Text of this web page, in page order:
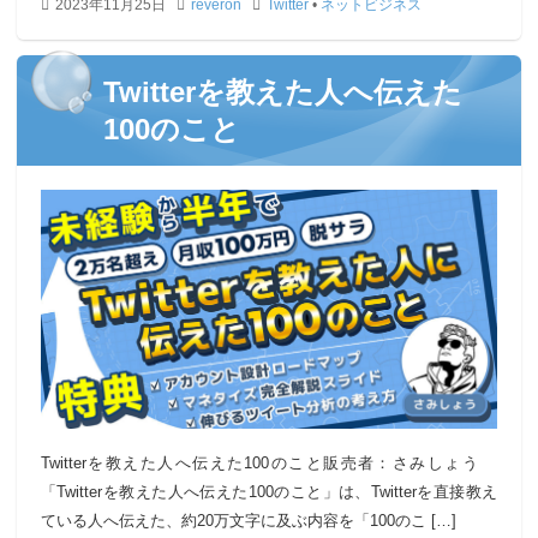
2023年11月25日 reveron Twitter • ネットビジネス
Twitterを教えた人へ伝えた
100のこと
Twitterを教えた人へ伝えた100のこと販売者：さみしょう
「Twitterを教えた人へ伝えた100のこと」は、Twitterを直接教え
ている人へ伝えた、約20万文字に及ぶ内容を「100のこ […]